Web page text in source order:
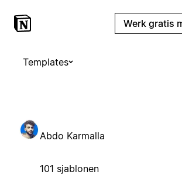
Werk gratis
Templates
Abdo Karmalla
101 sjablonen